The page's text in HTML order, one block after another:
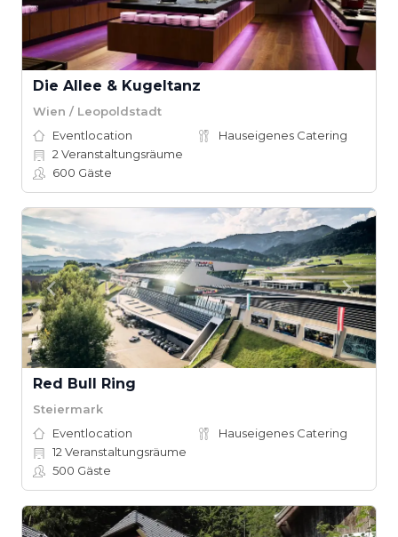
Die Allee & Kugeltanz
Wien / Leopoldstadt
Eventlocation
Hauseigenes Catering
2 Veranstaltungsräume
600 Gäste
Red Bull Ring
Steiermark
Eventlocation
Hauseigenes Catering
12 Veranstaltungsräume
500 Gäste